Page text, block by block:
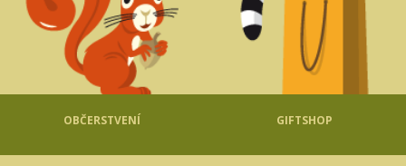
OBČERSTVENÍ GIFTSHOP